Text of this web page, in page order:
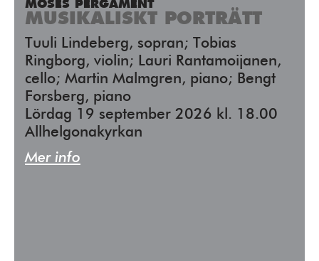
MOSES PERGAMENT
MUSIKALISKT PORTRÄTT
Ringborg, violin; Lauri Rantamoijanen,
cello; Martin Malmgren, piano; Bengt
Forsberg, piano
Lördag 19 september 2026 kl. 18.00
Allhelgonakyrkan
Mer info